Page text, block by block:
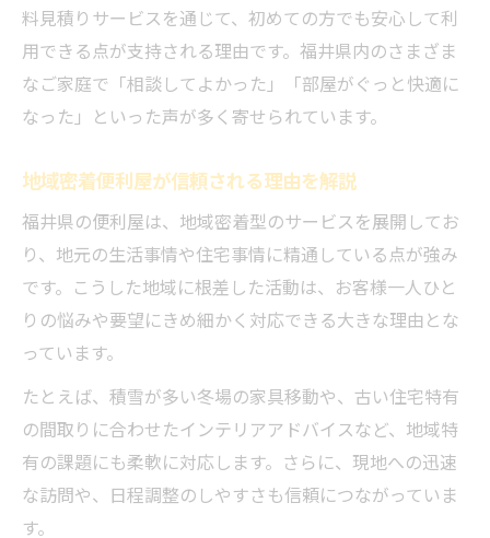
料見積りサービスを通じて、初めての方でも安心して利
用できる点が支持される理由です。福井県内のさまざま
なご家庭で「相談してよかった」「部屋がぐっと快適に
なった」といった声が多く寄せられています。
地域密着便利屋が信頼される理由を解説
福井県の便利屋は、地域密着型のサービスを展開してお
り、地元の生活事情や住宅事情に精通している点が強み
です。こうした地域に根差した活動は、お客様一人ひと
りの悩みや要望にきめ細かく対応できる大きな理由とな
っています。
たとえば、積雪が多い冬場の家具移動や、古い住宅特有
の間取りに合わせたインテリアアドバイスなど、地域特
有の課題にも柔軟に対応します。さらに、現地への迅速
な訪問や、日程調整のしやすさも信頼につながっていま
す。